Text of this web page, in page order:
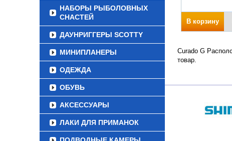
НАБОРЫ РЫБОЛОВНЫХ
СНАСТЕЙ
ДАУНРИГГЕРЫ SCOTTY
МИНИПЛАНЕРЫ
ОДЕЖДА
ОБУВЬ
АКСЕССУАРЫ
ЛАКИ ДЛЯ ПРИМАНОК
В корзину
Curado G
товар.